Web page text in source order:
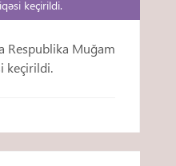
keçirildi.
Respublika Muğam
keçirildi.